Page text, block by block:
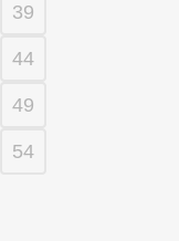
39
44
49
54